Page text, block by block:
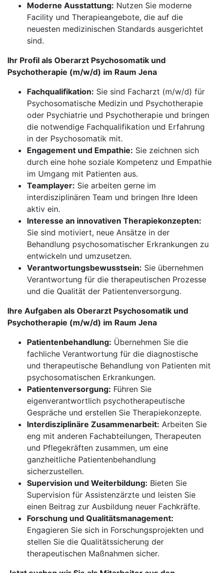
Moderne Ausstattung: Nutzen Sie moderne
Facility und Therapieangebote, die auf die
neuesten medizinischen Standards ausgerichtet
sind.
Ihr Profil als Oberarzt Psychosomatik und
Psychotherapie (m/w/d) im Raum Jena
Fachqualifikation: Sie sind Facharzt (m/w/d) für
Psychosomatische Medizin und Psychotherapie
oder Psychiatrie und Psychotherapie und bringen
die notwendige Fachqualifikation und Erfahrung
in der Psychosomatik mit.
Engagement und Empathie: Sie zeichnen sich
durch eine hohe soziale Kompetenz und Empathie
im Umgang mit Patienten aus.
Teamplayer: Sie arbeiten gerne im
interdisziplinären Team und bringen Ihre Ideen
aktiv ein.
Interesse an innovativen Therapiekonzepten:
Sie sind motiviert, neue Ansätze in der
Behandlung psychosomatischer Erkrankungen zu
entwickeln und umzusetzen.
Verantwortungsbewusstsein: Sie übernehmen
Verantwortung für die therapeutischen Prozesse
und die Qualität der Patientenversorgung.
Ihre Aufgaben als Oberarzt Psychosomatik und
Psychotherapie (m/w/d) im Raum Jena
Patientenbehandlung: Übernehmen Sie die
fachliche Verantwortung für die diagnostische
und therapeutische Behandlung von Patienten mit
psychosomatischen Erkrankungen.
Patientenversorgung: Führen Sie
eigenverantwortlich psychotherapeutische
Gespräche und erstellen Sie Therapiekonzepte.
Interdisziplinäre Zusammenarbeit: Arbeiten Sie
eng mit anderen Fachabteilungen, Therapeuten
und Pflegekräften zusammen, um eine
ganzheitliche Patientenbehandlung
sicherzustellen.
Supervision und Weiterbildung: Bieten Sie
Supervision für Assistenzärzte und leisten Sie
einen Beitrag zur Ausbildung neuer Fachkräfte.
Forschung und Qualitätsmanagement:
Engagieren Sie sich in Forschungsprojekten und
stellen Sie die Qualitätssicherung der
therapeutischen Maßnahmen sicher.